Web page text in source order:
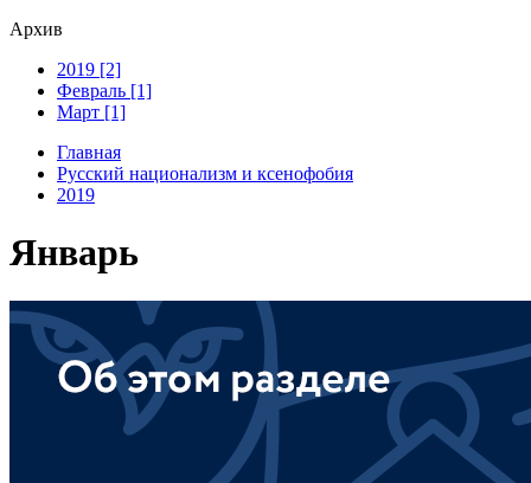
Архив
2019 [2]
Февраль [1]
Март [1]
Главная
Русский национализм и ксенофобия
2019
Январь